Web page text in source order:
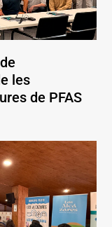
les
de PFAS